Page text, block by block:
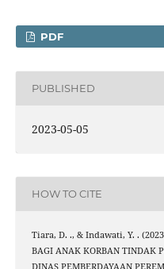
PDF
PUBLISHED
2023-05-05
HOW TO CITE
Tiara, D. ., & Indawati, Y. .
BAGI ANAK KORBAN TINDAK
DINAS PEMBERDAYAAN